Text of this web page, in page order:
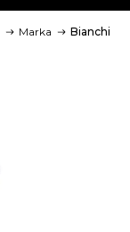
Marka Bianchi